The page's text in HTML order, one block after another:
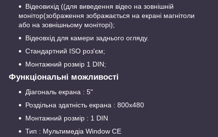
Відеовихід ((для виведення відео на зовнішній
монітор(зображення зображається на екрані магнітоли
або на зовнішньому моніторі);
Відеовхід для камери заднього огляду.
Стандартний ISO роз'єм;
Монтажний розмір 1 DIN;
Функціональні можливості
Діагональ екрана : 5"
Роздільна здатність екрана : 800х480
Монтажний розмір : 1 DIN
Тип : Мультимедіа Window CE